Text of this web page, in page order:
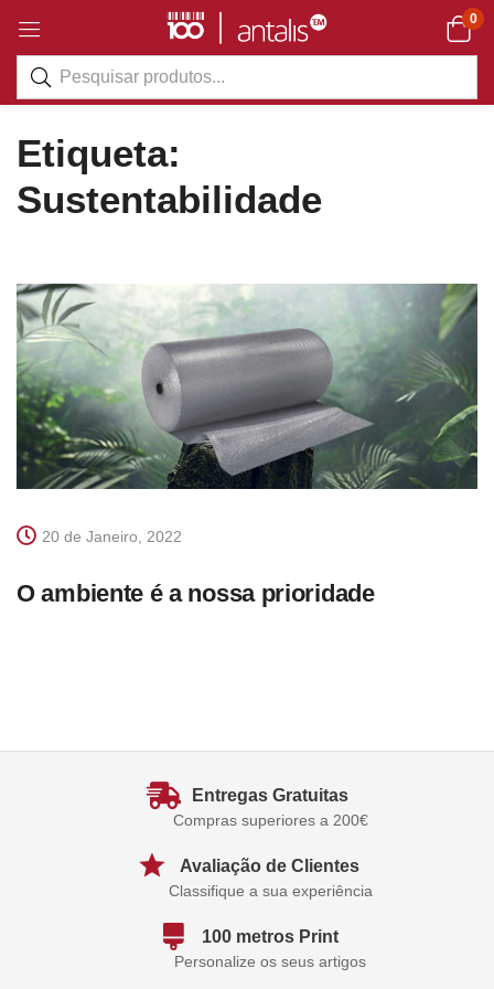
0
Etiqueta:
Sustentabilidade
20 de Janeiro, 2022
O ambiente é a nossa prioridade
Entregas Gratuitas
Compras superiores a 200€
Avaliação de Clientes
Classifique a sua experiência
100 metros Print
Personalize os seus artigos